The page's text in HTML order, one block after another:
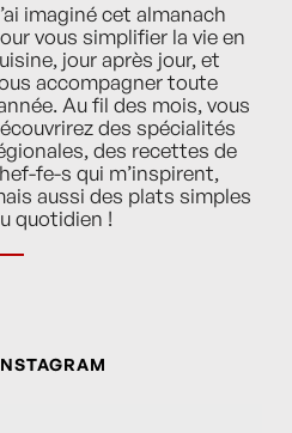
imaginé cet almanach
vous simplifier la vie en
jour après jour, et
accompagner toute
Au fil des mois, vous
des spécialités
des recettes de
fe-s qui m’inspirent,
aussi des plats simples
quotidien !